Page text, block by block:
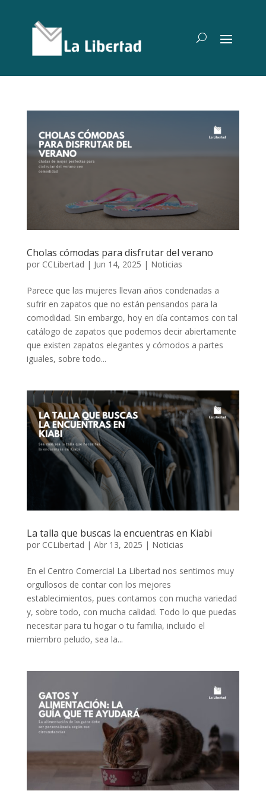
Cholas cómodas para disfrutar del verano
por CCLibertad | Jun 14, 2025 | Noticias
Parece que las mujeres llevan años condenadas a
sufrir en zapatos que no están pensandos para la
comodidad. Sin embargo, hoy en día contamos con tal
catálogo de zapatos que podemos decir abiertamente
que existen zapatos elegantes y cómodos a partes
iguales, sobre todo...
La talla que buscas la encuentras en Kiabi
por CCLibertad | Abr 13, 2025 | Noticias
En el Centro Comercial La Libertad nos sentimos muy
orgullosos de contar con los mejores
establecimientos, pues contamos con mucha variedad
y, sobre todo, con mucha calidad. Todo lo que puedas
necesitar para tu hogar o tu familia, incluido el
miembro peludo, sea la...